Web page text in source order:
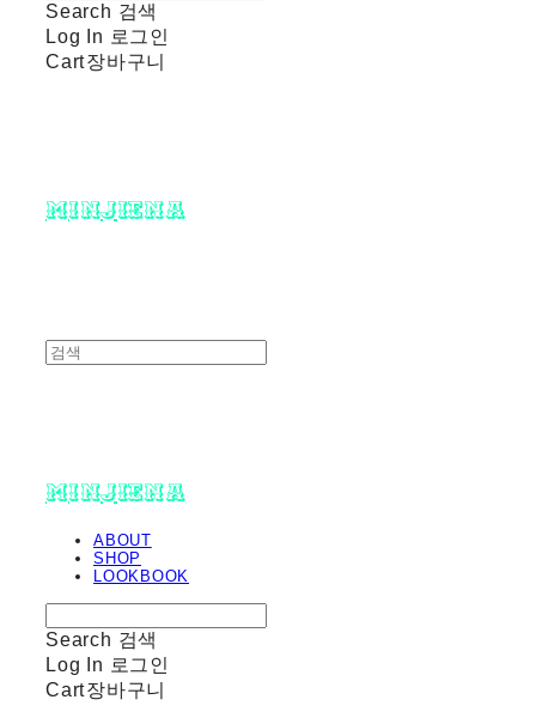
Search 검색
Log In 로그인
Cart장바구니
minjiena
minjiena
ABOUT
SHOP
LOOKBOOK
Search 검색
Log In 로그인
Cart장바구니